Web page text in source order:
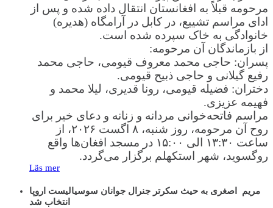
مرحومه قبلاً به افغانستان انتقال داده شده و پس از
ادای مراسم تشییع، در کابل در آرامگاه (هدیره)
خانوادگی به خاک سپرده شده است.
از بازماندگان آن مرحومه:
پسران: حاجی محمد معروف قیومی، حاجی محمد
رفیع گیلانی و حاجی ذبیح قیومی.
دختران: فضیله قیومی، رونا قدیری، لیلا محمد و
فهیمه عزیزی.
مراسم فاتحه‌خوانی مردانه و زنانه و دعای خیر برای
روح آن مرحومه، روز شنبه، ۸ اگست ۲۰۲۶، از
ساعت ۱۳:۳۰ الی ۱۵:۰۰ در مسجد افغان‌ها واقع
روگسوید، شهر استکهلم برگزار می‌گردد.
Läs mer
مریم اصغری به حیث سکرتر جنرال جوانان سوسیالیست اروپا
انتخاب شد